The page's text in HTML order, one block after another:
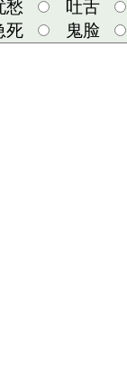
愁
吐舌
死 鬼脸